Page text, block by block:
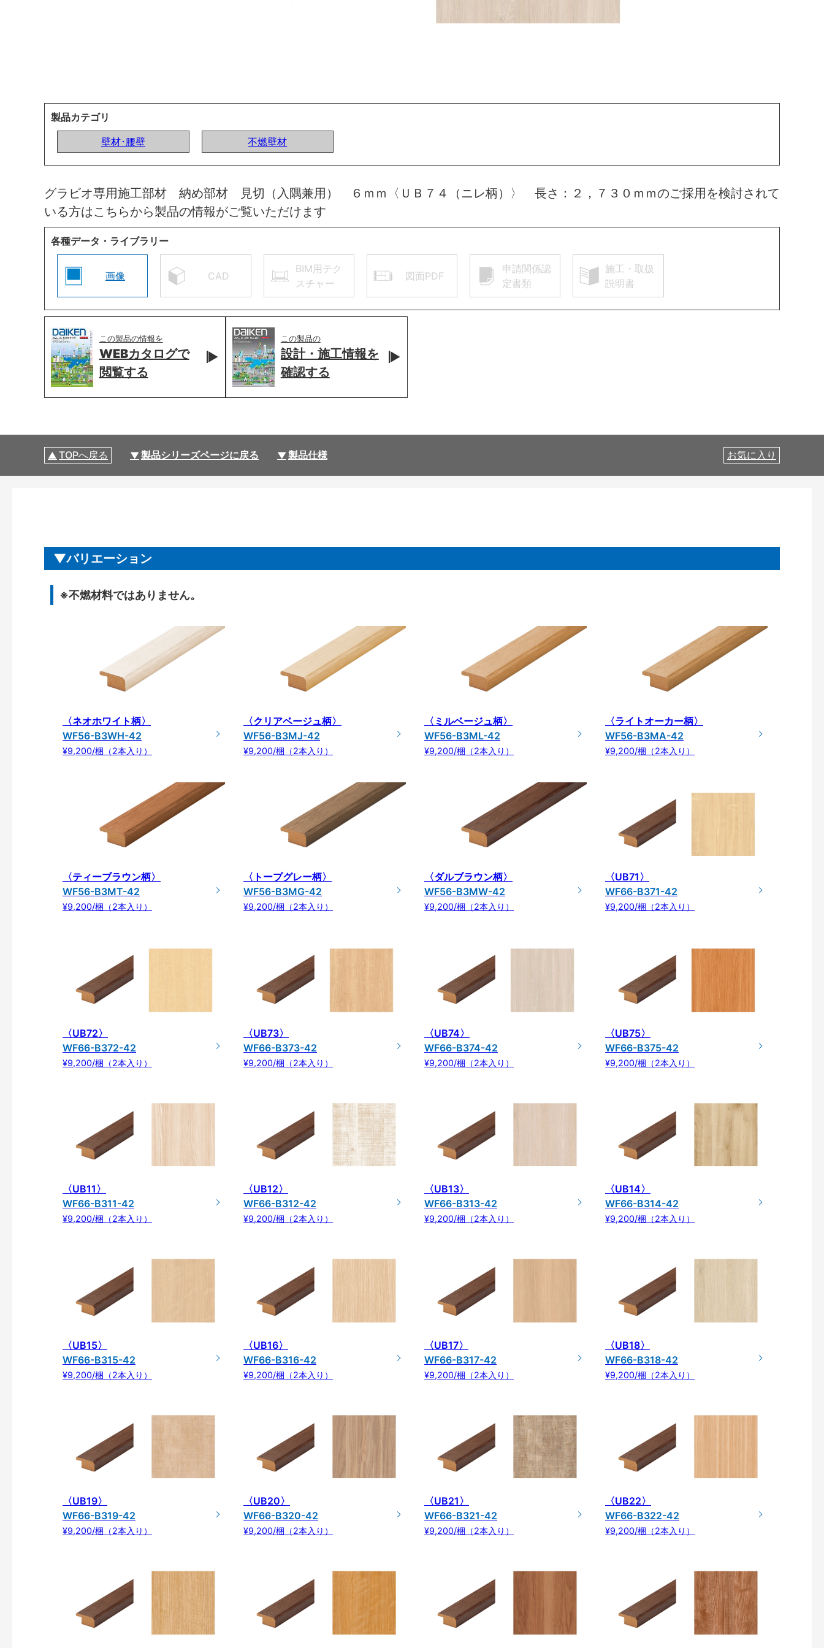
製品カテゴリ
壁材･腰壁
不燃壁材
グラビオ専用施工部材 納め部材 見切（入隅兼用） ６ｍｍ〈ＵＢ７４（ニレ柄）〉 長さ：２，７３０ｍｍのご採用を検討されて
いる方はこちらから製品の情報がご覧いただけます
各種データ・ライブラリー
画像 CAD
BIM用テク
スチャー
図面PDF
申請関係認
定書類
施工・取扱
説明書
この製品の情報を
WEBカタログで
閲覧する
この製品の
設計・施工情報を
確認する
TOPへ戻る 製品シリーズページに戻る 製品仕様 お気に入り
バリエーション
※不燃材料ではありません。
〈ネオホワイト柄〉
WF56-B3WH-42
¥9,200/梱（2本入り）
〈クリアベージュ柄〉
WF56-B3MJ-42
¥9,200/梱（2本入り）
〈ミルベージュ柄〉
WF56-B3ML-42
¥9,200/梱（2本入り）
〈ライトオーカー柄〉
WF56-B3MA-42
¥9,200/梱（2本入り）
〈ティーブラウン柄〉
WF56-B3MT-42
¥9,200/梱（2本入り）
〈トープグレー柄〉
WF56-B3MG-42
¥9,200/梱（2本入り）
〈ダルブラウン柄〉
WF56-B3MW-42
¥9,200/梱（2本入り）
〈UB71〉
WF66-B371-42
¥9,200/梱（2本入り）
〈UB72〉
WF66-B372-42
¥9,200/梱（2本入り）
〈UB73〉
WF66-B373-42
¥9,200/梱（2本入り）
〈UB74〉
WF66-B374-42
¥9,200/梱（2本入り）
〈UB75〉
WF66-B375-42
¥9,200/梱（2本入り）
〈UB11〉
WF66-B311-42
¥9,200/梱（2本入り）
〈UB12〉
WF66-B312-42
¥9,200/梱（2本入り）
〈UB13〉
WF66-B313-42
¥9,200/梱（2本入り）
〈UB14〉
WF66-B314-42
¥9,200/梱（2本入り）
〈UB15〉
WF66-B315-42
¥9,200/梱（2本入り）
〈UB16〉
WF66-B316-42
¥9,200/梱（2本入り）
〈UB17〉
WF66-B317-42
¥9,200/梱（2本入り）
〈UB18〉
WF66-B318-42
¥9,200/梱（2本入り）
〈UB19〉
WF66-B319-42
¥9,200/梱（2本入り）
〈UB20〉
WF66-B320-42
¥9,200/梱（2本入り）
〈UB21〉
WF66-B321-42
¥9,200/梱（2本入り）
〈UB22〉
WF66-B322-42
¥9,200/梱（2本入り）